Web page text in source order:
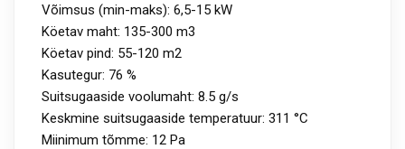
Võimsus (min-maks): 6,5-15 kW
Köetav maht: 135-300 m3
Köetav pind: 55-120 m2
Kasutegur: 76 %
Suitsugaaside voolumaht: 8.5 g/s
Keskmine suitsugaaside temperatuur: 311 °C
Miinimum tõmme: 12 Pa